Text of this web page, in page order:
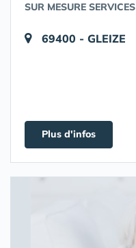
SUR MESURE SERVICES
69400 - GLEIZE
Plus d'infos